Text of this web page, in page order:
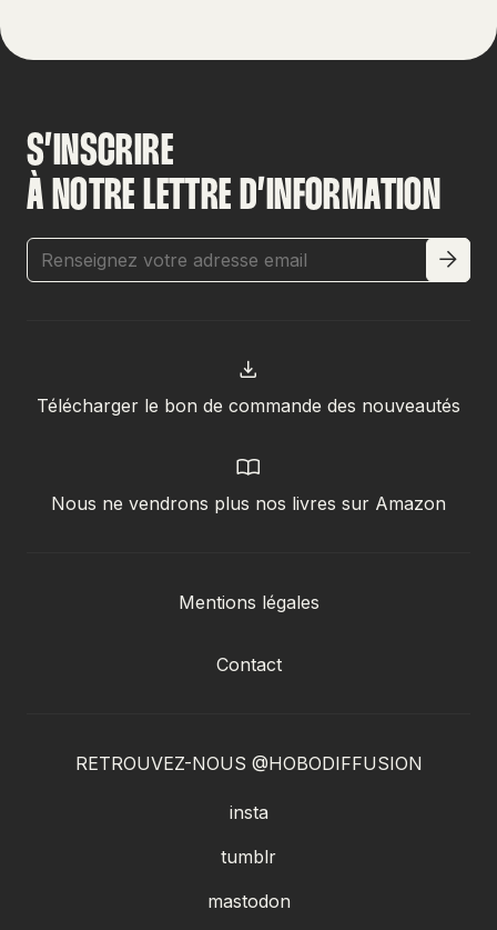
S’INSCRIRE
À NOTRE LETTRE D’INFORMATION
Télécharger le bon de commande des nouveautés
Nous ne vendrons plus nos livres sur Amazon
Mentions légales
Contact
RETROUVEZ-NOUS @HOBODIFFUSION
insta
tumblr
mastodon